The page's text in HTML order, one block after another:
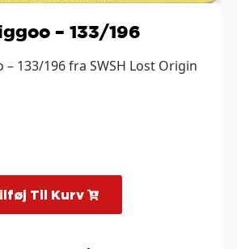
– 133/196
– 133/196 fra SWSH Lost Origin
Til Kurv